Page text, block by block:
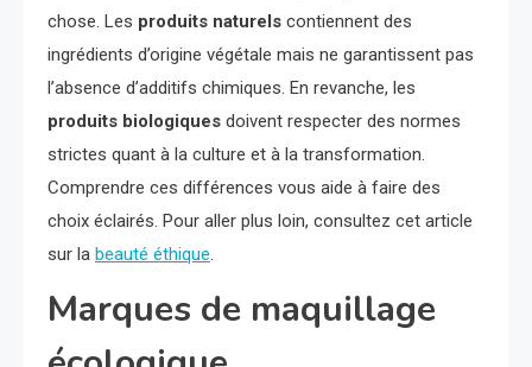
chose. Les produits naturels contiennent des
ingrédients d’origine végétale mais ne garantissent pas
l’absence d’additifs chimiques. En revanche, les
produits biologiques doivent respecter des normes
strictes quant à la culture et à la transformation.
Comprendre ces différences vous aide à faire des
choix éclairés. Pour aller plus loin, consultez cet article
sur la beauté éthique.
Marques de maquillage